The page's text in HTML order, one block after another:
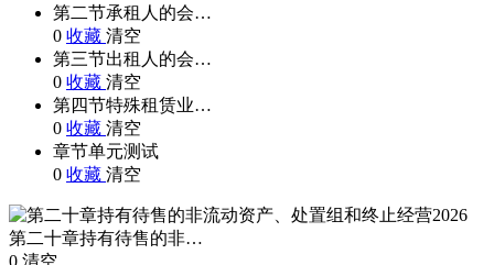
第二节承租人的会…
0 收藏 清空
第三节出租人的会…
0 收藏 清空
第四节特殊租赁业…
0 收藏 清空
章节单元测试
0 收藏 清空
第二十章持有待售的非…
0 清空